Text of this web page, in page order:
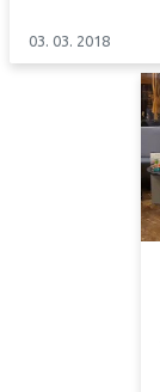
03. 03. 2018